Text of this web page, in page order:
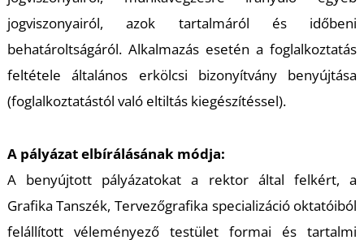
jogviszonyairól, azok tartalmáról és időbeni
behatároltságáról. Alkalmazás esetén a foglalkoztatás
feltétele általános erkölcsi bizonyítvány benyújtása
(foglalkoztatástól való eltiltás kiegészítéssel).
A pályázat elbírálásának módja:
A benyújtott pályázatokat a rektor által felkért, a
Grafika Tanszék, Tervezőgrafika specializáció oktatóiból
felállított véleményező testület formai és tartalmi